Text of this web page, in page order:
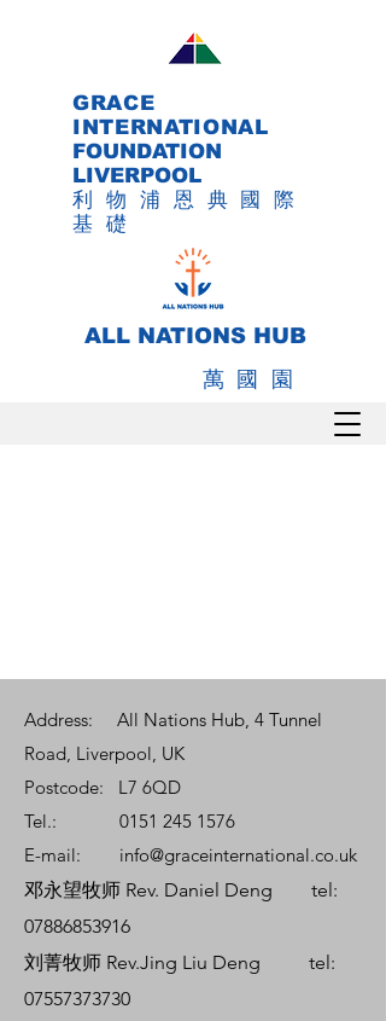
GRACE
INTERNATIONAL
FOUNDATION
LIVERPOOL
利物浦恩典國際
基礎
ALL NATIONS HUB
萬國園
Address: All Nations Hub, 4 Tunnel
Road, Liverpool, UK
Postcode: L7 6QD
Tel.: 0151 245 1576
E-mail: info@graceinternational.co.uk
邓永望牧师 Rev. Daniel Deng tel:
07886853916
刘菁牧师 Rev.Jing Liu Deng tel:
07557373730